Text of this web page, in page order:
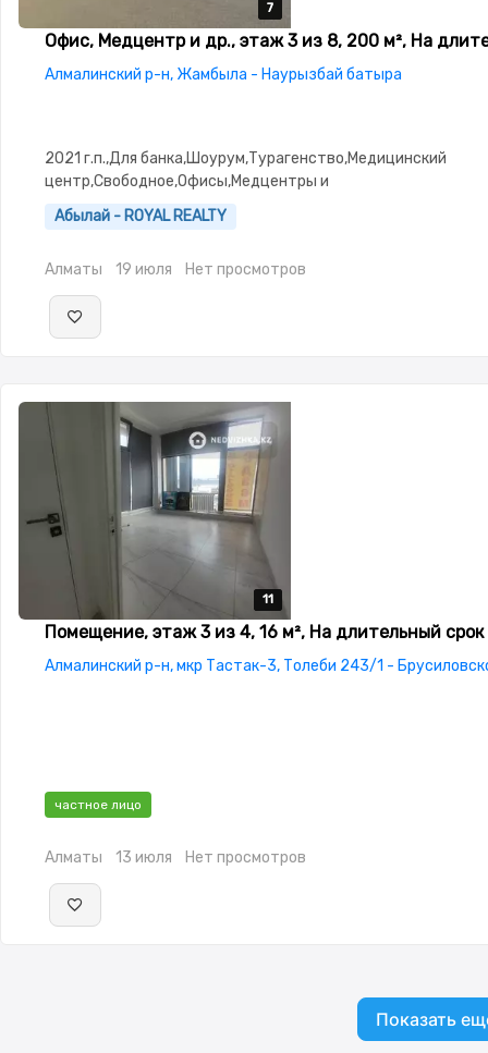
7
7
7
7
7
Офис, Медцентр и др., этаж 3 из 8, 200 м², На
Алмалинский р-н, Жамбыла - Наурызбай батыра
2021 г.п.,Для банка,Шоурум,Турагенство,Медицинский
центр,Свободное,Офисы,Медцентры и
аптеки,Образование,Развлечения,Кабинеты и рабочие
места,Студии,потолки: 3.0
Абылай - ROYAL REALTY
Алматы 19 июля Нет просмотров
11
11
11
11
11
Помещение, этаж 3 из 4, 16 м², На длительный срок
Алмалинский р-н, мкр Тастак-3, Толеби 243/1 -
частное лицо
Алматы 13 июля Нет просмотров
Показать